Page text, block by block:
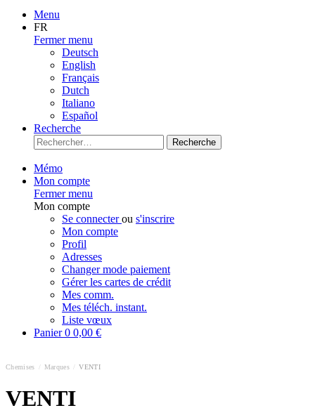
Menu
FR
Fermer menu
Deutsch
English
Français
Dutch
Italiano
Español
Recherche
Recherche
Mémo
Mon compte
Fermer menu
Mon compte
Se connecterou s'inscrire
Mon compte
Profil
Adresses
Changer mode paiement
Gérer les cartes de crédit
Mes comm.
Mes téléch. instant.
Liste vœux
Panier0 0,00 €
Chemises Marques VENTI
VENTI